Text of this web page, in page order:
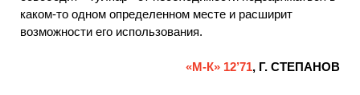
каком-то одном определенном месте и расширит
возможности его использования.
«М-К» 12’71, Г. СТЕПАНОВ